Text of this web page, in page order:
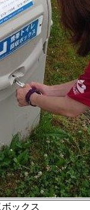
ックス